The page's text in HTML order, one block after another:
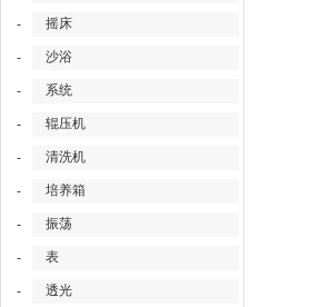
- 摇床
- 沙浴
- 系统
- 辊压机
- 清洗机
- 培养箱
- 振荡
- 表
- 透光